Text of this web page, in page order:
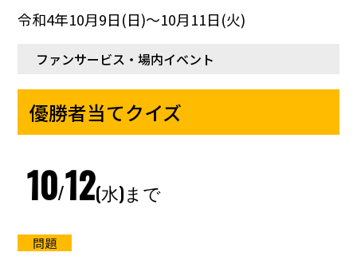
Kの3本勝負（本命予想）
崖っぷちのK（穴予想）
Kの地元推し！（地元予想）
歴代優勝者を紹介
協賛レース募集
横断幕掲出について
Kからの挑戦状
防府競輪を予想するKとは？
防府競輪キャラクター
個人情報保護方針
防府競輪をお楽しみいただくために
車券の購入にのめり込む不安のある方のご相談
令和4年10月9日(日)〜10月11日(火)
ファンサービス・場内イベント
優勝者当てクイズ
10/12(水)まで